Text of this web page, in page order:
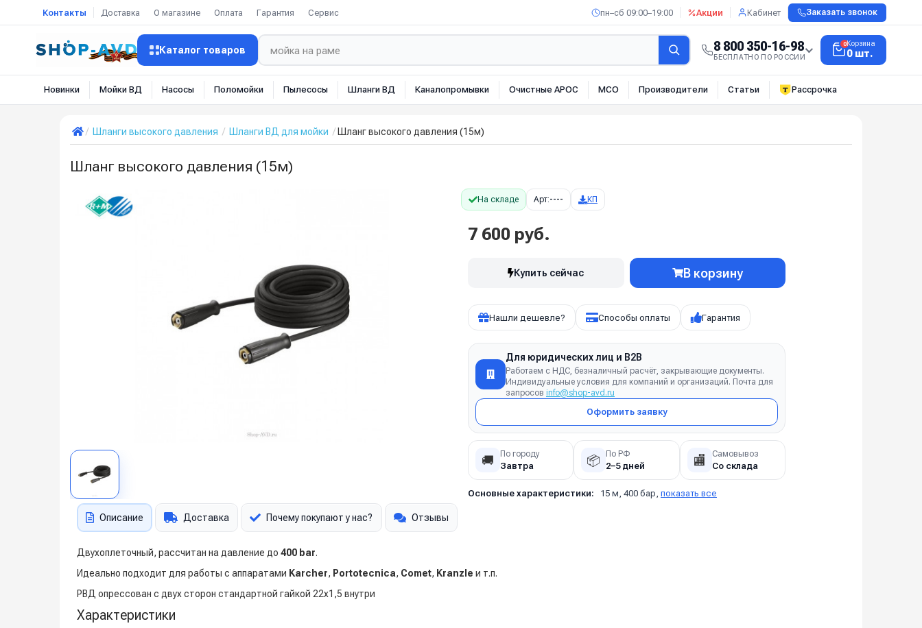
Контакты Доставка О магазине Оплата Гарантия Сервис пн–сб 09:00–19:00 Акции Кабинет Заказать звонок
Каталог товаров 8 800 350-16-98
БЕСПЛАТНО ПО РОССИИ
0Корзина
0 шт.
Новинки Мойки ВД Насосы Поломойки Пылесосы Шланги ВД Каналопромывки Очистные АРОС МСО Производители Статьи Рассрочка
Шланги высокого давления Шланги ВД для мойки Шланг высокого давления (15м)
Шланг высокого давления (15м)
На складе Арт:---- КП
7 600 руб.
Купить сейчас В корзину
Нашли дешевле? Способы оплаты Гарантия
Для юридических лиц и B2B
Работаем с НДС, безналичный расчёт, закрывающие документы.
Индивидуальные условия для компаний и организаций. Почта для
запросов info@shop-avd.ru
Оформить заявку
🚚 По городу
Завтра 📦 По РФ
2–5 дней 🏬 Самовывоз
Со склада
Основные характеристики: 15 м, 400 бар, показать все
Описание Доставка Почему покупают у нас? Отзывы
Двухоплеточный, рассчитан на давление до 400 bar.
Идеально подходит для работы с аппаратами Karcher, Portotecnica, Comet, Kranzle и т.п.
РВД опрессован с двух сторон стандартной гайкой 22х1,5 внутри
Характеристики